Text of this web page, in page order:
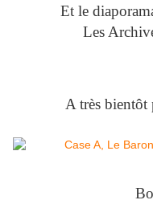
Et le
Les
A très bientôt